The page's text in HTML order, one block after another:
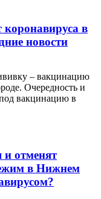
коронавируса в
новости
– вакцинацию
Очередность и
вакцинацию в
и отменят
в Нижнем